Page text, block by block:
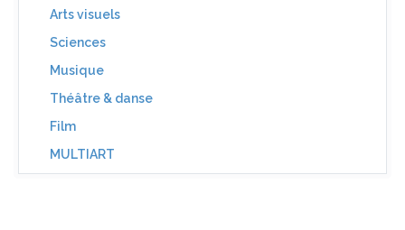
Arts visuels
Sciences
Musique
Théâtre & danse
Film
MULTIART